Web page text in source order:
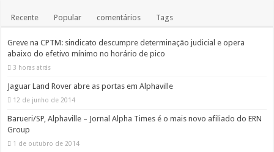
Recente Popular comentários Tags
Greve na CPTM: sindicato descumpre determinação judicial e opera
abaixo do efetivo mínimo no horário de pico
3 horas atrás
Jaguar Land Rover abre as portas em Alphaville
12 de junho de 2014
Barueri/SP, Alphaville – Jornal Alpha Times é o mais novo afiliado do ERN
Group
1 de outubro de 2014